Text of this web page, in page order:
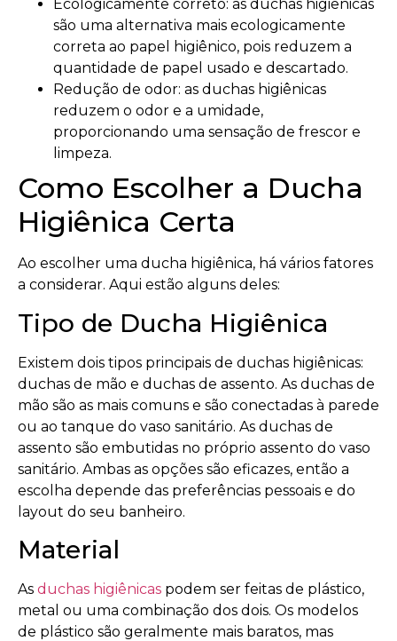
Ecologicamente correto: as duchas higiênicas
são uma alternativa mais ecologicamente
correta ao papel higiênico, pois reduzem a
quantidade de papel usado e descartado.
Redução de odor: as duchas higiênicas
reduzem o odor e a umidade,
proporcionando uma sensação de frescor e
limpeza.
Como Escolher a Ducha
Higiênica Certa
Ao escolher uma ducha higiênica, há vários fatores
a considerar. Aqui estão alguns deles:
Tipo de Ducha Higiênica
Existem dois tipos principais de duchas higiênicas:
duchas de mão e duchas de assento. As duchas de
mão são as mais comuns e são conectadas à parede
ou ao tanque do vaso sanitário. As duchas de
assento são embutidas no próprio assento do vaso
sanitário. Ambas as opções são eficazes, então a
escolha depende das preferências pessoais e do
layout do seu banheiro.
Material
As duchas higiênicas podem ser feitas de plástico,
metal ou uma combinação dos dois. Os modelos
de plástico são geralmente mais baratos, mas